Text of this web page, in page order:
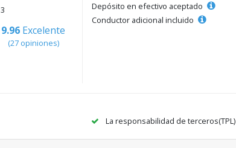
3
9.96 Excelente
(27 opiniones)
Depósito en efectivo aceptado
Conductor adicional incluido
La responsabilidad de terceros(TPL)